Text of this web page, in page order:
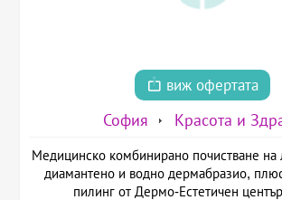
виж офертата
София Красота и
Медицинско комбинирано почистване на
диамантено и водно дермабразио,
пилинг от Дермо-Естетичен